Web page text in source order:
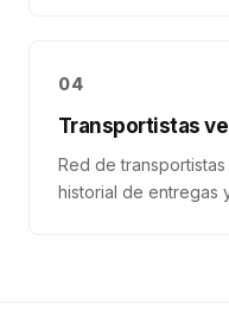
04
Transportistas
Red de
historial de entregas